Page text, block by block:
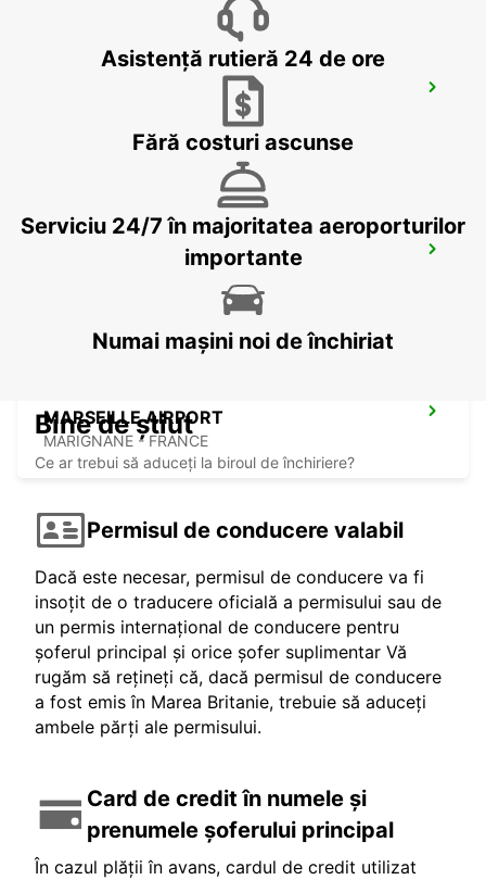
MARTIGUES PORT-DE-BOUC
MARSEILLE AIRPORT
MARIGNANE - FRANCE
Asistență rutieră 24 de ore
Fără costuri ascunse
Serviciu 24/7 în majoritatea aeroporturilor
importante
Numai mașini noi de închiriat
Bine de știut
Ce ar trebui să aduceți la biroul de închiriere?
Permisul de conducere valabil
Dacă este necesar, permisul de conducere va fi
insoțit de o traducere oficială a permisului sau de
un permis internațional de conducere pentru
șoferul principal și orice șofer suplimentar Vă
rugăm să rețineți că, dacă permisul de conducere
a fost emis în Marea Britanie, trebuie să aduceți
ambele părți ale permisului.
Card de credit în numele și
prenumele șoferului principal
În cazul plății în avans, cardul de credit utilizat